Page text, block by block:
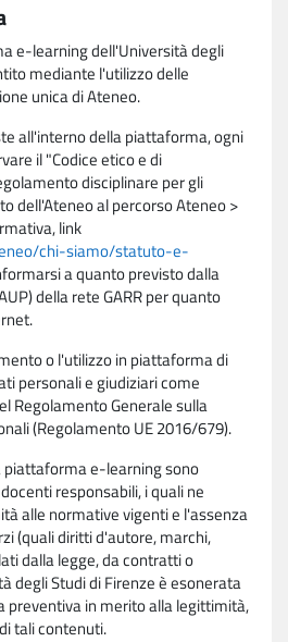
e-learning dell'Università degli
mediante l'utilizzo delle
unica di Ateneo.
all'interno della piattaforma, ogni
il "Codice etico e di
disciplinare per gli
dell'Ateneo al percorso Ateneo >
link
chi-siamo/statuto-e-
a quanto previsto dalla
della rete GARR per quanto
o l'utilizzo in piattaforma di
personali e giudiziari come
Regolamento Generale sulla
(Regolamento UE 2016/679).
e-learning sono
responsabili, i quali ne
alle normative vigenti e l'assenza
(quali diritti d'autore, marchi,
dalla legge, da contratti o
degli Studi di Firenze è esonerata
preventiva in merito alla legittimità,
tali contenuti.